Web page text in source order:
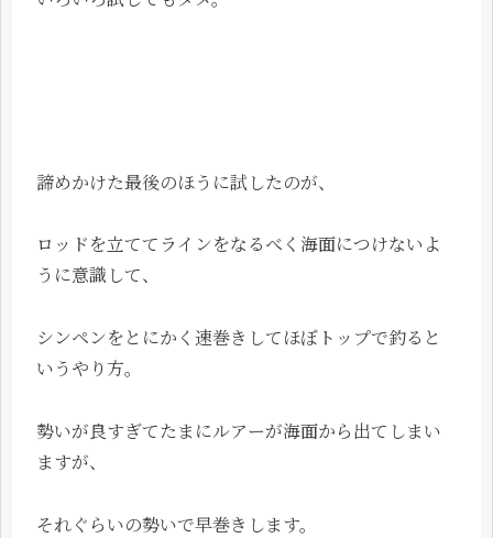
諦めかけた最後のほうに試したのが、
ロッドを立ててラインをなるべく海面につけないよ
うに意識して、
シンペンをとにかく速巻きしてほぼトップで釣ると
いうやり方。
勢いが良すぎてたまにルアーが海面から出てしまい
ますが、
それぐらいの勢いで早巻きします。